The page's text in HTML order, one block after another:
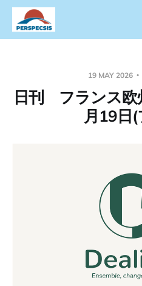
19 MAY 2026
日刊 フランス
月19日